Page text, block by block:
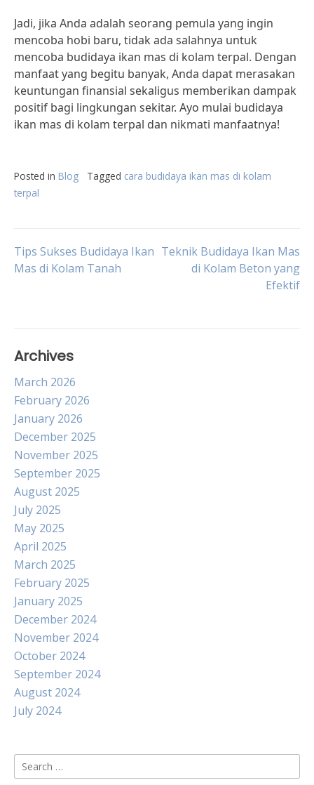
Jadi, jika Anda adalah seorang pemula yang ingin
mencoba hobi baru, tidak ada salahnya untuk
mencoba budidaya ikan mas di kolam terpal. Dengan
manfaat yang begitu banyak, Anda dapat merasakan
keuntungan finansial sekaligus memberikan dampak
positif bagi lingkungan sekitar. Ayo mulai budidaya
ikan mas di kolam terpal dan nikmati manfaatnya!
Posted in Blog Tagged cara budidaya ikan mas di kolam
terpal
Post
Tips Sukses Budidaya Ikan
Mas di Kolam Tanah
Teknik Budidaya Ikan Mas
di Kolam Beton yang
Efektif
Archives
March 2026
February 2026
January 2026
December 2025
November 2025
September 2025
August 2025
July 2025
May 2025
April 2025
March 2025
February 2025
January 2025
December 2024
November 2024
October 2024
September 2024
August 2024
July 2024
Search
for: